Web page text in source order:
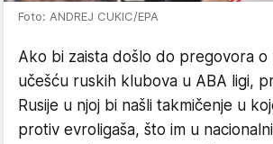
Foto: ANDREJ CUKIC/EPA
Ako bi zaista došlo do pregovora o
učešću ruskih klubova u ABA ligi,
Rusije u njoj bi našli takmičenje u
protiv evroligaša, što im u